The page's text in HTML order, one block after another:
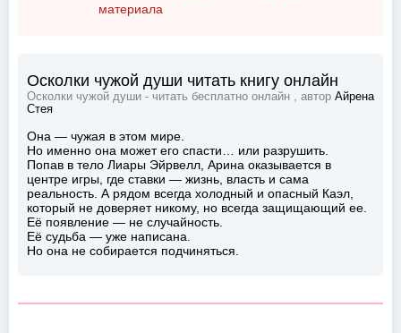
материала
Осколки чужой души читать книгу онлайн
Осколки чужой души - читать бесплатно онлайн , автор Айрена
Стея
Она — чужая в этом мире.
Но именно она может его спасти… или разрушить.
Попав в тело Лиары Эйрвелл, Арина оказывается в
центре игры, где ставки — жизнь, власть и сама
реальность. А рядом всегда холодный и опасный Каэл,
который не доверяет никому, но всегда защищающий ее.
Её появление — не случайность.
Её судьба — уже написана.
Но она не собирается подчиняться.